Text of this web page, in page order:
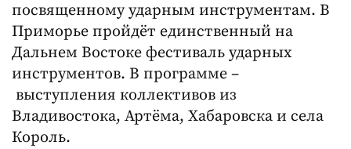
посвященному ударным инструментам. В
Приморье пройдёт единственный на
Дальнем Востоке фестиваль ударных
инструментов. В программе –
выступления коллективов из
Владивостока, Артёма, Хабаровска и села
Король.